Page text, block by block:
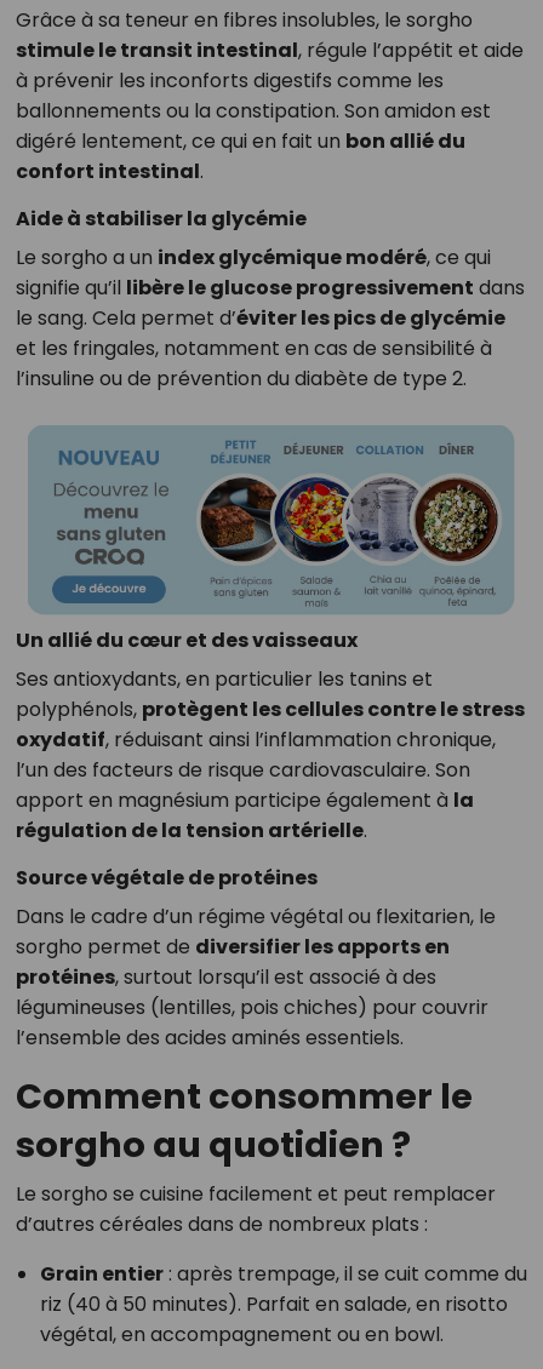
Grâce à sa teneur en fibres insolubles, le sorgho
stimule le transit intestinal, régule l’appétit et aide
à prévenir les inconforts digestifs comme les
ballonnements ou la constipation. Son amidon est
digéré lentement, ce qui en fait un bon allié du
confort intestinal.
Aide à stabiliser la glycémie
Le sorgho a un index glycémique modéré, ce qui
signifie qu’il libère le glucose progressivement dans
le sang. Cela permet d’éviter les pics de glycémie
et les fringales, notamment en cas de sensibilité à
l’insuline ou de prévention du diabète de type 2.
Un allié du cœur et des vaisseaux
Ses antioxydants, en particulier les tanins et
polyphénols, protègent les cellules contre le stress
oxydatif, réduisant ainsi l’inflammation chronique,
l’un des facteurs de risque cardiovasculaire. Son
apport en magnésium participe également à la
régulation de la tension artérielle.
Source végétale de protéines
Dans le cadre d’un régime végétal ou flexitarien, le
sorgho permet de diversifier les apports en
protéines, surtout lorsqu’il est associé à des
légumineuses (lentilles, pois chiches) pour couvrir
l’ensemble des acides aminés essentiels.
Comment consommer le
sorgho au quotidien ?
Le sorgho se cuisine facilement et peut remplacer
d’autres céréales dans de nombreux plats :
Grain entier: après trempage, il se cuit comme du
riz (40 à 50 minutes). Parfait en salade, en risotto
végétal, en accompagnement ou en bowl.